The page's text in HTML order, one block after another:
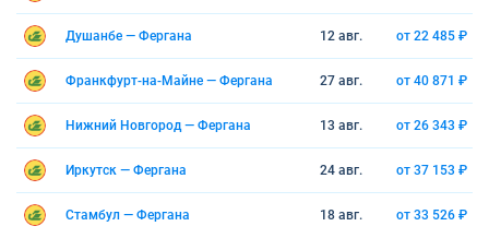
Душанбе — Фергана 12 авг. от 22 485 ₽
Франкфурт-на-Майне — Фергана 27 авг. от 40 871 ₽
Нижний Новгород — Фергана 13 авг. от 26 343 ₽
Иркутск — Фергана 24 авг. от 37 153 ₽
Стамбул — Фергана 18 авг. от 33 526 ₽